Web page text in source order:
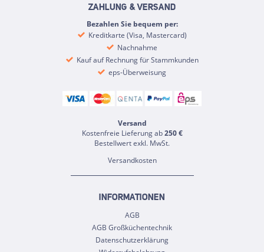
ZAHLUNG & VERSAND
Bezahlen Sie bequem per:
Kreditkarte (Visa, Mastercard)
Nachnahme
Kauf auf Rechnung für Stammkunden
eps-Überweisung
Versand
Kostenfreie Lieferung ab250 €
Bestellwert exkl. MwSt.
Versandkosten
INFORMATIONEN
AGB
AGB Großküchentechnik
Datenschutzerklärung